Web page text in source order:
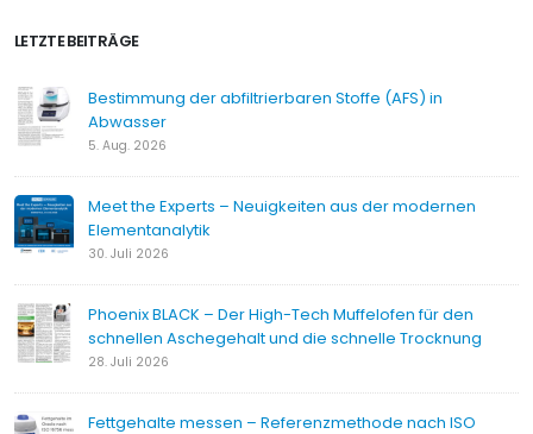
LETZTE BEITRÄGE
Bestimmung der abfiltrierbaren Stoffe (AFS) in
Abwasser
5. Aug. 2026
Meet the Experts – Neuigkeiten aus der modernen
Elementanalytik
30. Juli 2026
Phoenix BLACK – Der High-Tech Muffelofen für den
schnellen Aschegehalt und die schnelle Trocknung
28. Juli 2026
Fettgehalte messen – Referenzmethode nach ISO